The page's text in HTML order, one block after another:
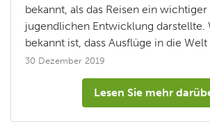
bekannt, als das Reisen ein wichtiger
jugendlichen Entwicklung darstellte.
bekannt ist, dass Ausflüge in die Welt
30 Dezember 2019
Lesen Sie mehr